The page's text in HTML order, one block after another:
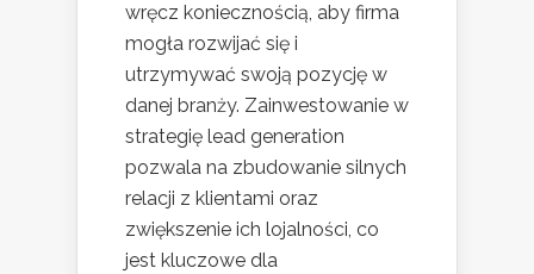
wręcz koniecznością, aby firma
mogła rozwijać się i
utrzymywać swoją pozycję w
danej branży. Zainwestowanie w
strategię lead generation
pozwala na zbudowanie silnych
relacji z klientami oraz
zwiększenie ich lojalności, co
jest kluczowe dla